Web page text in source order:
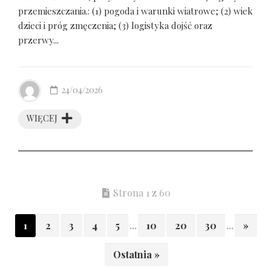
przemieszczania.: (1) pogoda i warunki wiatrowe; (2) wiek
dzieci i próg zmęczenia; (3) logistyka dojść oraz
przerwy...
WIĘCEJ
24/04/2026
Strona 1 z 60
1 2 3 4 5 ... 10 20 30 ... »
Ostatnia »